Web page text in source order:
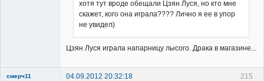
хотя тут вроде обещали Цзян Луся, но кто мне
скажет, кого она играла???? Лично я ее в упор
не увидел)
Цзян Луся играла напарницу лысого. Драка в магазине...
215
смерч11
04.09.2012 20:32:18